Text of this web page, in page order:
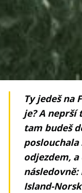
Ty jedeš na
je? A neprší
tam budeš
odjezdem,
Island-